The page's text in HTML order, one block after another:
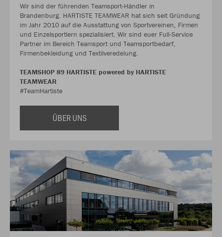
Wir sind der führenden Teamsport-Händler in
Brandenburg. HARTISTE TEAMWEAR hat sich seit Gründung
im Jahr 2010 auf die Ausstattung von Sportvereinen, Firmen
und Einzelsportlern spezialisiert. Wir sind euer Full-Service
Partner im Bereich Teamsport und Teamsportbedarf,
Firmenbekleidung und Textilveredelung.
TEAMSHOP 89 HARTISTE powered by HARTISTE
TEAMWEAR
#TeamHartiste
ÜBER UNS